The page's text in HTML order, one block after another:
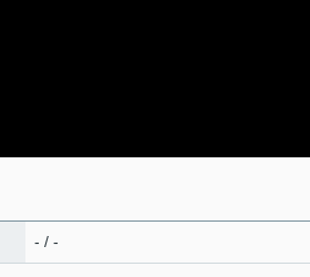
- / -